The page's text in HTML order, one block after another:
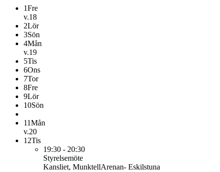
1Fre
v.18
2Lör
3Sön
4Mån
v.19
5Tis
6Ons
7Tor
8Fre
9Lör
10Sön
11Mån
v.20
12Tis
19:30 - 20:30
Styrelsemöte
Kansliet, MunktellArenan- Eskilstuna